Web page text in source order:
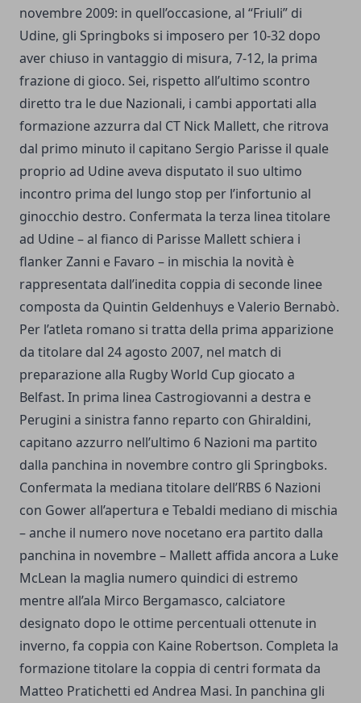
novembre 2009: in quell’occasione, al “Friuli” di
Udine, gli Springboks si imposero per 10-32 dopo
aver chiuso in vantaggio di misura, 7-12, la prima
frazione di gioco. Sei, rispetto all’ultimo scontro
diretto tra le due Nazionali, i cambi apportati alla
formazione azzurra dal CT Nick Mallett, che ritrova
dal primo minuto il capitano Sergio Parisse il quale
proprio ad Udine aveva disputato il suo ultimo
incontro prima del lungo stop per l’infortunio al
ginocchio destro. Confermata la terza linea titolare
ad Udine – al fianco di Parisse Mallett schiera i
flanker Zanni e Favaro – in mischia la novità è
rappresentata dall’inedita coppia di seconde linee
composta da Quintin Geldenhuys e Valerio Bernabò.
Per l’atleta romano si tratta della prima apparizione
da titolare dal 24 agosto 2007, nel match di
preparazione alla Rugby World Cup giocato a
Belfast. In prima linea Castrogiovanni a destra e
Perugini a sinistra fanno reparto con Ghiraldini,
capitano azzurro nell’ultimo 6 Nazioni ma partito
dalla panchina in novembre contro gli Springboks.
Confermata la mediana titolare dell’RBS 6 Nazioni
con Gower all’apertura e Tebaldi mediano di mischia
– anche il numero nove nocetano era partito dalla
panchina in novembre – Mallett affida ancora a Luke
McLean la maglia numero quindici di estremo
mentre all’ala Mirco Bergamasco, calciatore
designato dopo le ottime percentuali ottenute in
inverno, fa coppia con Kaine Robertson. Completa la
formazione titolare la coppia di centri formata da
Matteo Pratichetti ed Andrea Masi. In panchina gli